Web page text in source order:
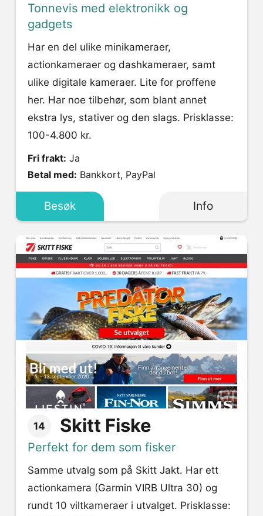
Tonnevis med elektronikk og
gadgets
Har en del ulike minikameraer,
actionkameraer og dashkameraer, samt
ulike digitale kameraer. Lite for proffene
her. Har noe tilbehør, som blant annet
ekstra lys, stativer og den slags. Prisklasse:
100-4.800 kr.
Fri frakt: Ja
Betal med: Bankkort, PayPal
Besøk Info
14 Skitt Fiske
Perfekt for dem som fisker
Samme utvalg som på Skitt Jakt. Har ett
actionkamera (Garmin VIRB Ultra 30) og
rundt 10 viltkameraer i utvalget. Prisklasse: